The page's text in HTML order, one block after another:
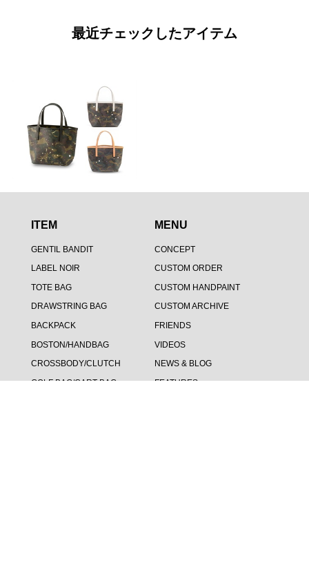
最近チェックしたアイテム
ITEM
GENTIL BANDIT
LABEL NOIR
TOTE BAG
DRAWSTRING BAG
BACKPACK
BOSTON/HANDBAG
CROSSBODY/CLUTCH
GOLF BAG/CART BAG
MENU
CONCEPT
CUSTOM ORDER
CUSTOM HANDPAINT
CUSTOM ARCHIVE
FRIENDS
VIDEOS
NEWS & BLOG
FEATURES